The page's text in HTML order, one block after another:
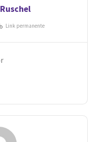
Link permanente